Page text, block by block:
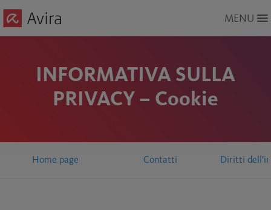
to
Main
MENU
INFORMATIVA SULLA
PRIVACY – Cookie
Home page Contatti Diritti